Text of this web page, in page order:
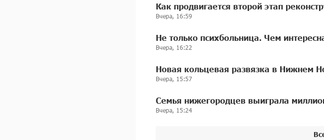
Как продвигается второй этап
Вчера, 16:59
Не только психбольница. Чем
Вчера, 16:22
Новая кольцевая развязка в Нижнем
Вчера, 15:57
Семья нижегородцев выиграла
Вчера, 15:24